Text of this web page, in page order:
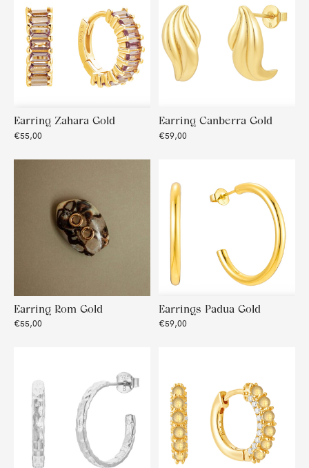
Earring Zahara Gold
€55,00
Earring Canberra Gold
€59,00
Earring Rom Gold
€55,00
Earrings Padua Gold
€59,00